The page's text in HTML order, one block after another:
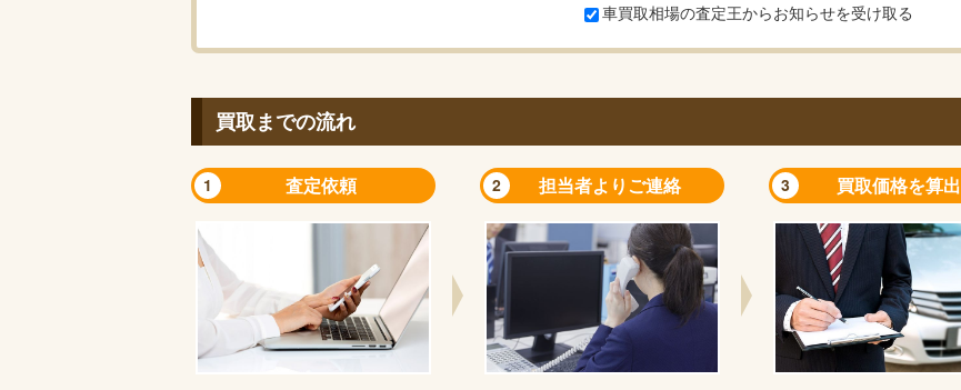
車買取相場の査定王からお知らせを受け取る
買取までの流れ
1 査定依頼 2 担当者よりご連絡 3 買取価格を算出